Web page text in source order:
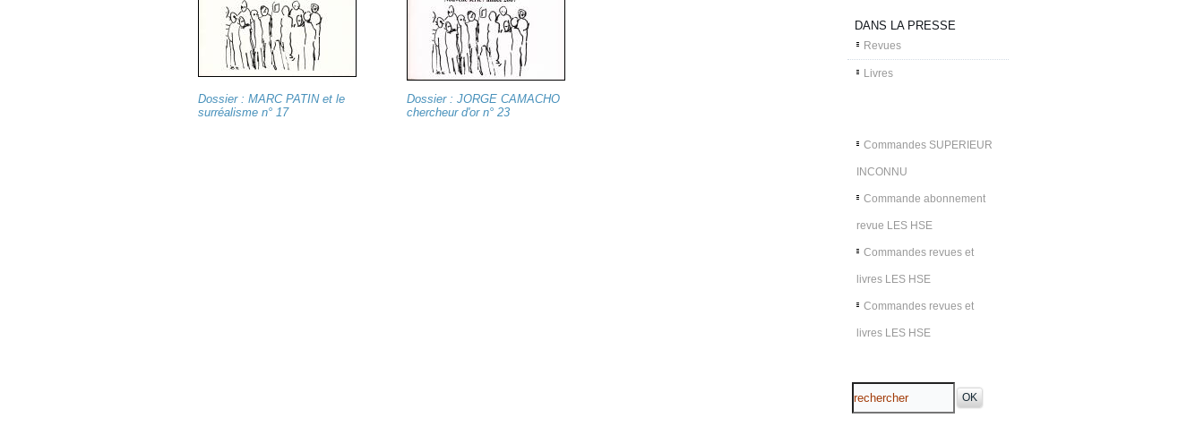
Dossier : MARC PATIN et le
surréalisme n° 17
Dossier : JORGE CAMACHO
chercheur d'or n° 23
DANS LA PRESSE
Revues
Livres
Commandes SUPERIEUR
INCONNU
Commande abonnement
revue LES HSE
Commandes revues et
livres LES HSE
Commandes revues et
livres LES HSE